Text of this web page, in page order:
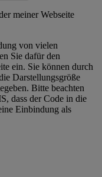
meiner Webseite
von vielen
Sie dafür den
ein. Sie können durch
Darstellungsgröße
Bitte beachten
dass der Code in die
Einbindung als